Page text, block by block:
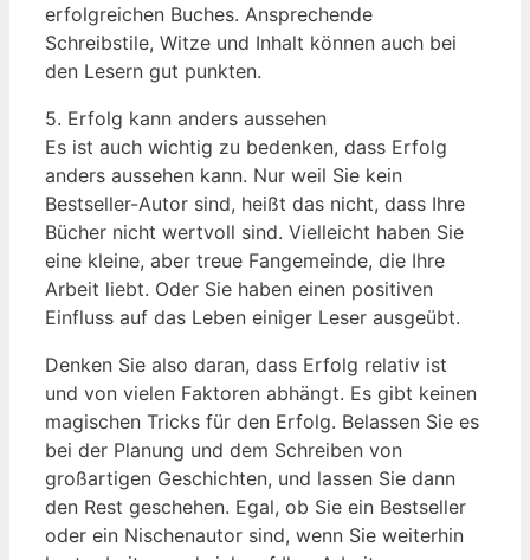
erfolgreichen Buches. Ansprechende
Schreibstile, Witze und Inhalt können auch bei
den Lesern gut punkten.
5. Erfolg kann anders aussehen
Es ist auch wichtig zu bedenken, dass Erfolg
anders aussehen kann. Nur weil Sie kein
Bestseller-Autor sind, heißt das nicht, dass Ihre
Bücher nicht wertvoll sind. Vielleicht haben Sie
eine kleine, aber treue Fangemeinde, die Ihre
Arbeit liebt. Oder Sie haben einen positiven
Einfluss auf das Leben einiger Leser ausgeübt.
Denken Sie also daran, dass Erfolg relativ ist
und von vielen Faktoren abhängt. Es gibt keinen
magischen Tricks für den Erfolg. Belassen Sie es
bei der Planung und dem Schreiben von
großartigen Geschichten, und lassen Sie dann
den Rest geschehen. Egal, ob Sie ein Bestseller
oder ein Nischenautor sind, wenn Sie weiterhin